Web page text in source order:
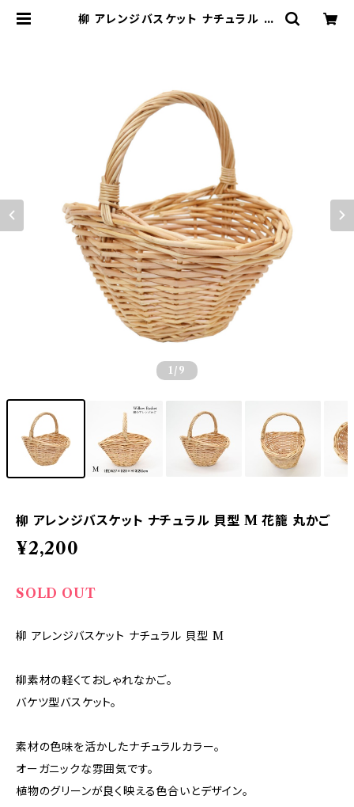
柳 アレンジバスケット ナチュラル 貝
1 /9
柳 アレンジバスケット ナチュラル 貝型 M 花籠 丸かご
¥2,200
SOLD OUT
柳 アレンジバスケット ナチュラル 貝型 M
柳素材の軽くておしゃれなかご。
バケツ型バスケット。
素材の色味を活かしたナチュラルカラー。
オーガニックな雰囲気です。
植物のグリーンが良く映える色合いとデザイン。